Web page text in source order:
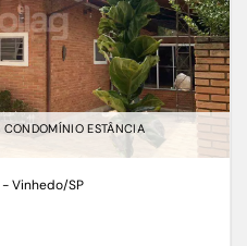
ESTÂNCIA
Vinhedo/SP